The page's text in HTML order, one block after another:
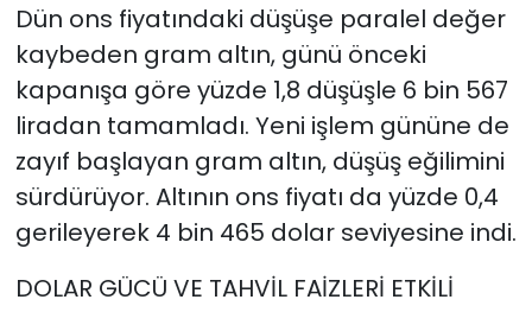
Dün ons fiyatındaki düşüşe paralel değer
kaybeden gram altın, günü önceki
kapanışa göre yüzde 1,8 düşüşle 6 bin 567
liradan tamamladı. Yeni işlem gününe de
zayıf başlayan gram altın, düşüş eğilimini
sürdürüyor. Altının ons fiyatı da yüzde 0,4
gerileyerek 4 bin 465 dolar seviyesine indi.
DOLAR GÜCÜ VE TAHVİL FAİZLERİ ETKİLİ